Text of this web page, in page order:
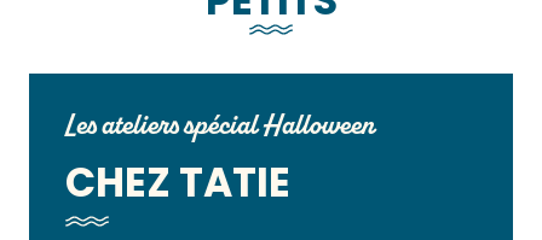
Les ateliers spécial Halloween
CHEZ TATIE